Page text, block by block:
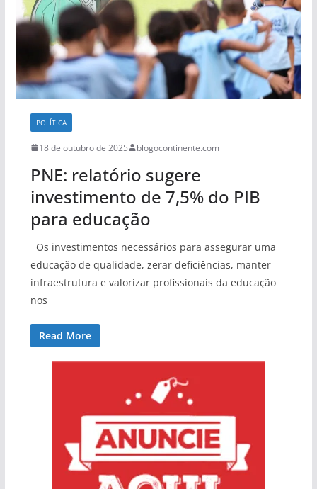
POLÍTICA
18 de outubro de 2025 blogocontinente.com
PNE: relatório sugere
investimento de 7,5% do PIB
para educação
Os investimentos necessários para assegurar uma
educação de qualidade, zerar deficiências, manter
infraestrutura e valorizar profissionais da educação
nos
Read More